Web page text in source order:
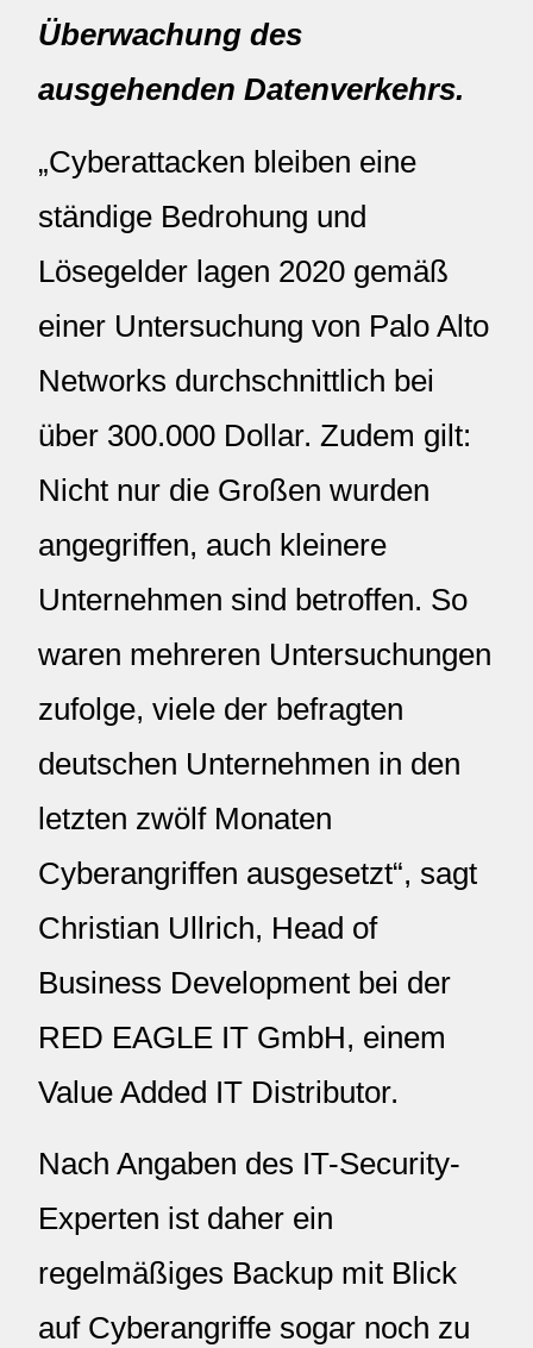
Überwachung des
ausgehenden Datenverkehrs.
„Cyberattacken bleiben eine
ständige Bedrohung und
Lösegelder lagen 2020 gemäß
einer Untersuchung von Palo Alto
Networks durchschnittlich bei
über 300.000 Dollar. Zudem gilt:
Nicht nur die Großen wurden
angegriffen, auch kleinere
Unternehmen sind betroffen. So
waren mehreren Untersuchungen
zufolge, viele der befragten
deutschen Unternehmen in den
letzten zwölf Monaten
Cyberangriffen ausgesetzt“, sagt
Christian Ullrich, Head of
Business Development bei der
RED EAGLE IT GmbH, einem
Value Added IT Distributor.
Nach Angaben des IT-Security-
Experten ist daher ein
regelmäßiges Backup mit Blick
auf Cyberangriffe sogar noch zu